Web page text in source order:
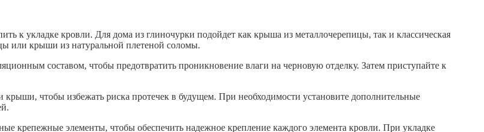
к укладке кровли. Для дома из глиночурки подойдет как крыша из металлочерепицы, так и классическая
или крыши из натуральной плетеной соломы.
составом, чтобы предотвратить проникновение влаги на черновую отделку. Затем приступайте к
чтобы избежать риска протечек в будущем. При необходимости установите дополнительные
крепежные элементы, чтобы обеспечить надежное крепление каждого элемента кровли. При укладке